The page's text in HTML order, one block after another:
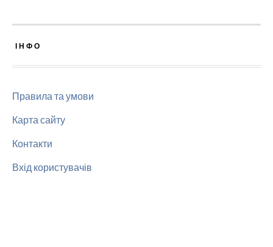
ІНФО
Правила та умови
Карта сайту
Контакти
Вхід користувачів